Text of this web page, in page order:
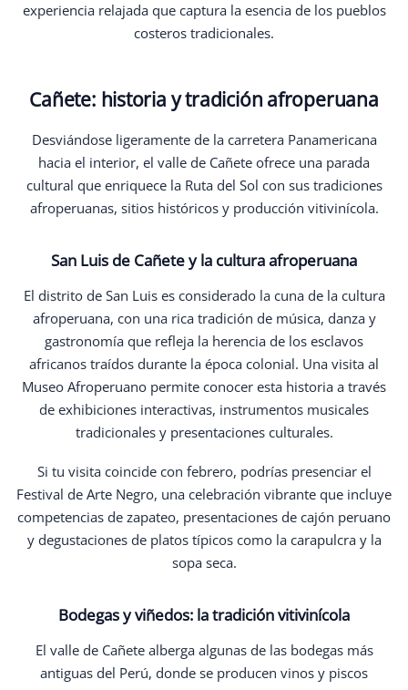
experiencia relajada que captura la esencia de los pueblos
costeros tradicionales.
Cañete: historia y tradición afroperuana
Desviándose ligeramente de la carretera Panamericana
hacia el interior, el valle de Cañete ofrece una parada
cultural que enriquece la Ruta del Sol con sus tradiciones
afroperuanas, sitios históricos y producción vitivinícola.
San Luis de Cañete y la cultura afroperuana
El distrito de San Luis es considerado la cuna de la cultura
afroperuana, con una rica tradición de música, danza y
gastronomía que refleja la herencia de los esclavos
africanos traídos durante la época colonial. Una visita al
Museo Afroperuano permite conocer esta historia a través
de exhibiciones interactivas, instrumentos musicales
tradicionales y presentaciones culturales.
Si tu visita coincide con febrero, podrías presenciar el
Festival de Arte Negro, una celebración vibrante que incluye
competencias de zapateo, presentaciones de cajón peruano
y degustaciones de platos típicos como la carapulcra y la
sopa seca.
Bodegas y viñedos: la tradición vitivinícola
El valle de Cañete alberga algunas de las bodegas más
antiguas del Perú, donde se producen vinos y piscos